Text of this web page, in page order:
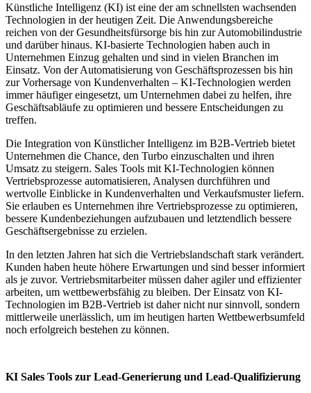
Künstliche Intelligenz (KI) ist eine der am schnellsten wachsenden
Technologien in der heutigen Zeit. Die Anwendungsbereiche
reichen von der Gesundheitsfürsorge bis hin zur Automobilindustrie
und darüber hinaus. KI-basierte Technologien haben auch in
Unternehmen Einzug gehalten und sind in vielen Branchen im
Einsatz. Von der Automatisierung von Geschäftsprozessen bis hin
zur Vorhersage von Kundenverhalten – KI-Technologien werden
immer häufiger eingesetzt, um Unternehmen dabei zu helfen, ihre
Geschäftsabläufe zu optimieren und bessere Entscheidungen zu
treffen.
Die Integration von Künstlicher Intelligenz im B2B-Vertrieb bietet
Unternehmen die Chance, den Turbo einzuschalten und ihren
Umsatz zu steigern. Sales Tools mit KI-Technologien können
Vertriebsprozesse automatisieren, Analysen durchführen und
wertvolle Einblicke in Kundenverhalten und Verkaufsmuster liefern.
Sie erlauben es Unternehmen ihre Vertriebsprozesse zu optimieren,
bessere Kundenbeziehungen aufzubauen und letztendlich bessere
Geschäftsergebnisse zu erzielen.
In den letzten Jahren hat sich die Vertriebslandschaft stark verändert.
Kunden haben heute höhere Erwartungen und sind besser informiert
als je zuvor. Vertriebsmitarbeiter müssen daher agiler und effizienter
arbeiten, um wettbewerbsfähig zu bleiben. Der Einsatz von KI-
Technologien im B2B-Vertrieb ist daher nicht nur sinnvoll, sondern
mittlerweile unerlässlich, um im heutigen harten Wettbewerbsumfeld
noch erfolgreich bestehen zu können.
KI Sales Tools zur Lead-Generierung und Lead-Qualifizierung